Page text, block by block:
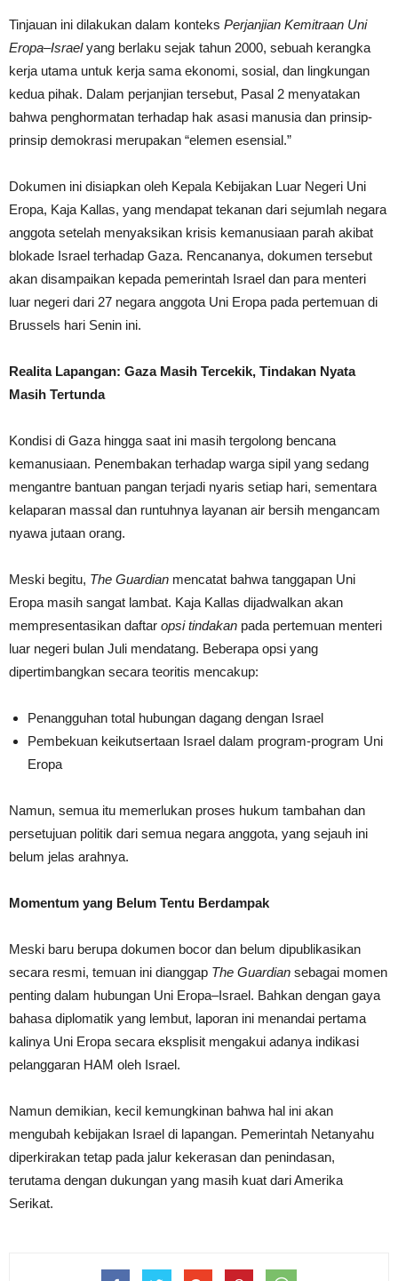
Tinjauan ini dilakukan dalam konteks Perjanjian Kemitraan Uni
Eropa–Israelyang berlaku sejak tahun 2000, sebuah kerangka
kerja utama untuk kerja sama ekonomi, sosial, dan lingkungan
kedua pihak. Dalam perjanjian tersebut, Pasal 2 menyatakan
bahwa penghormatan terhadap hak asasi manusia dan prinsip-
prinsip demokrasi merupakan “elemen esensial.”
Dokumen ini disiapkan oleh Kepala Kebijakan Luar Negeri Uni
Eropa, Kaja Kallas, yang mendapat tekanan dari sejumlah negara
anggota setelah menyaksikan krisis kemanusiaan parah akibat
blokade Israel terhadap Gaza. Rencananya, dokumen tersebut
akan disampaikan kepada pemerintah Israel dan para menteri
luar negeri dari 27 negara anggota Uni Eropa pada pertemuan di
Brussels hari Senin ini.
Realita Lapangan: Gaza Masih Tercekik, Tindakan Nyata
Masih Tertunda
Kondisi di Gaza hingga saat ini masih tergolong bencana
kemanusiaan. Penembakan terhadap warga sipil yang sedang
mengantre bantuan pangan terjadi nyaris setiap hari, sementara
kelaparan massal dan runtuhnya layanan air bersih mengancam
nyawa jutaan orang.
Meski begitu, The Guardian mencatat bahwa tanggapan Uni
Eropa masih sangat lambat. Kaja Kallas dijadwalkan akan
mempresentasikan daftar opsi tindakan pada pertemuan menteri
luar negeri bulan Juli mendatang. Beberapa opsi yang
dipertimbangkan secara teoritis mencakup:
Penangguhan total hubungan dagang dengan Israel
Pembekuan keikutsertaan Israel dalam program-program Uni
Eropa
Namun, semua itu memerlukan proses hukum tambahan dan
persetujuan politik dari semua negara anggota, yang sejauh ini
belum jelas arahnya.
Momentum yang Belum Tentu Berdampak
Meski baru berupa dokumen bocor dan belum dipublikasikan
secara resmi, temuan ini dianggap The Guardian sebagai momen
penting dalam hubungan Uni Eropa–Israel. Bahkan dengan gaya
bahasa diplomatik yang lembut, laporan ini menandai pertama
kalinya Uni Eropa secara eksplisit mengakui adanya indikasi
pelanggaran HAM oleh Israel.
Namun demikian, kecil kemungkinan bahwa hal ini akan
mengubah kebijakan Israel di lapangan. Pemerintah Netanyahu
diperkirakan tetap pada jalur kekerasan dan penindasan,
terutama dengan dukungan yang masih kuat dari Amerika
Serikat.